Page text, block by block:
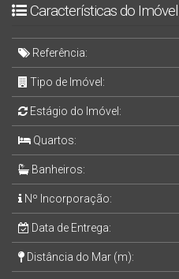
Características do Imóvel
Referência:
Tipo de Imóvel:
Estágio do Imóvel:
Quartos:
Banheiros:
Nº Incorporação:
Data de Entrega:
Distância do Mar (m):